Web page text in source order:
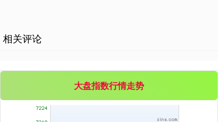
相关评论
大盘指数行情走势
基金指数 7242.10 +12.30 +0.17%